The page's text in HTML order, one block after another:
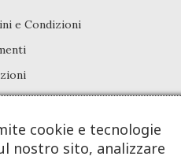
e Condizioni
di Recesso
cookie e tecnologie
nostro sito, analizzare